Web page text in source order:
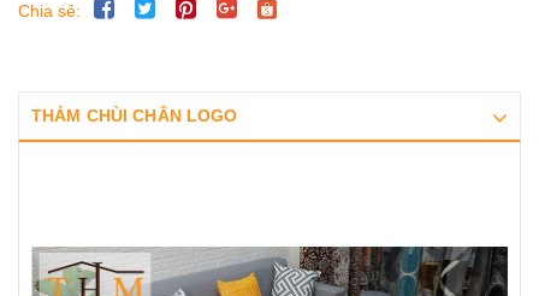
Chia sẻ:
THẢM CHÙI CHÂN LOGO